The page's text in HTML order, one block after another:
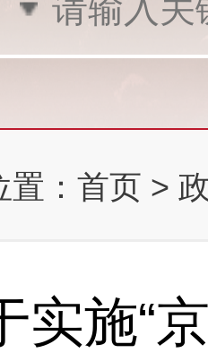
： 首页 >
实施“